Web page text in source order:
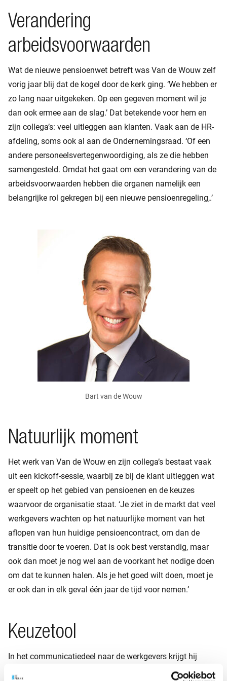
Verandering
arbeidsvoorwaarden
Wat de nieuwe pensioenwet betreft was Van de Wouw zelf
vorig jaar blij dat de kogel door de kerk ging. ‘We hebben er
zo lang naar uitgekeken. Op een gegeven moment wil je
dan ook ermee aan de slag.’ Dat betekende voor hem en
zijn collega’s: veel uitleggen aan klanten. Vaak aan de HR-
afdeling, soms ook al aan de Ondernemingsraad. ‘Of een
andere personeelsvertegenwoordiging, als ze die hebben
samengesteld. Omdat het gaat om een verandering van de
arbeidsvoorwaarden hebben die organen namelijk een
belangrijke rol gekregen bij een nieuwe pensioenregeling,.’
Bart van de Wouw
Natuurlijk moment
Het werk van Van de Wouw en zijn collega’s bestaat vaak
uit een kickoff-sessie, waarbij ze bij de klant uitleggen wat
er speelt op het gebied van pensioenen en de keuzes
waarvoor de organisatie staat. ‘Je ziet in de markt dat veel
werkgevers wachten op het natuurlijke moment van het
aflopen van hun huidige pensioencontract, om dan de
transitie door te voeren. Dat is ook best verstandig, maar
ook dan moet je nog wel aan de voorkant het nodige doen
om dat te kunnen halen. Als je het goed wilt doen, moet je
er ook dan in elk geval één jaar de tijd voor nemen.’
Keuzetool
In het communicatiedeel naar de werkgevers krijgt hij
gelukkig ondersteuning van pensioenuitvoerders, zoals met